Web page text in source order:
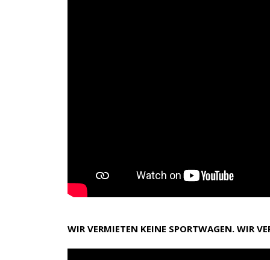
WIR VERMIETEN KEINE SPORTWAGEN. WIR